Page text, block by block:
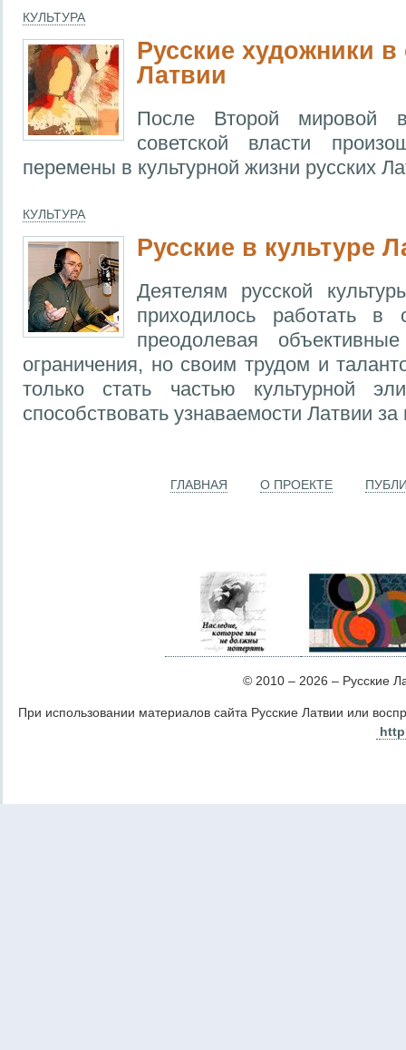
КУЛЬТУРА
Русские художники
Латвии
После Второй мировой
советской власти
перемены в культурной жизни русских
КУЛЬТУРА
Русские в культуре
Деятелям русской
приходилось работать в
преодолевая
ограничения, но своим трудом и
только стать частью культурной
способствовать узнаваемости Латвии за
ГЛАВНАЯ О ПРОЕКТЕ
© 2010 – 2026 – Русские
При использовании материалов сайта Русские Латвии или